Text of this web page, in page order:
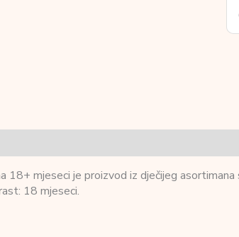
18+ mjeseci je proizvod iz dječijeg
18 mjeseci.